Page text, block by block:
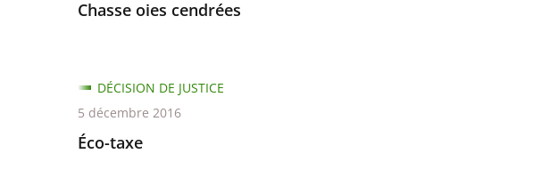
Chasse oies cendrées
Éco-taxe
DÉCISION DE JUSTICE
5 décembre 2016